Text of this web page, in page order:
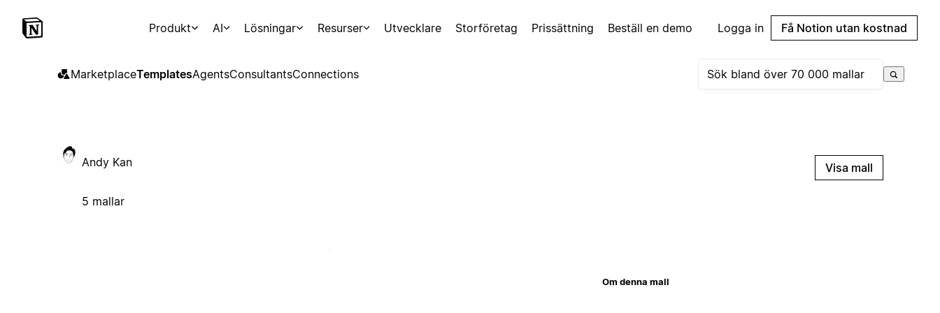
Produkt AI Lösningar Resurser Utvecklare Storföretag Prissättning Beställ en demo Logga in Få Notion utan kostnad
MarketplaceTemplatesAgentsConsultantsConnections
Andy Kan
5 mallar
Visa mall
Om denna mall